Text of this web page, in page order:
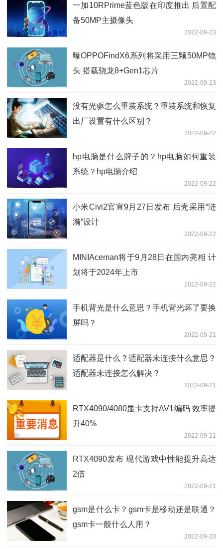
一加10RPrime蓝色版在印度推出 后置配
备50MP主摄像头
2022-09-23
曝OPPOFindX6系列将采用三颗50MP镜
头 搭载骁龙8+Gen1芯片
2022-09-23
没有光驱怎么重装系统？重装系统和恢复
出厂设置有什么区别？
2022-09-22
hp电脑是什么牌子的？hp电脑如何重装
系统？hp电脑介绍
2022-09-22
小米Civi2官宣9月27日发布 后壳采用“涟
漪”设计
2022-09-22
MINIAceman将于9月28日在国内亮相 计
划将于2024年上市
2022-09-22
手机背光是什么意思？手机背光坏了要换
屏吗？
2022-09-21
适配器是什么？适配器未连接什么意思？
适配器未连接怎么解决？
2022-09-21
RTX4090/4080显卡支持AV1编码 效率提
升40%
2022-09-21
RTX4090发布 现代游戏中性能提升高达
2倍
2022-09-21
gsm是什么卡？gsm卡是移动还是联通？
gsm卡一般什么人用？
2022-09-20